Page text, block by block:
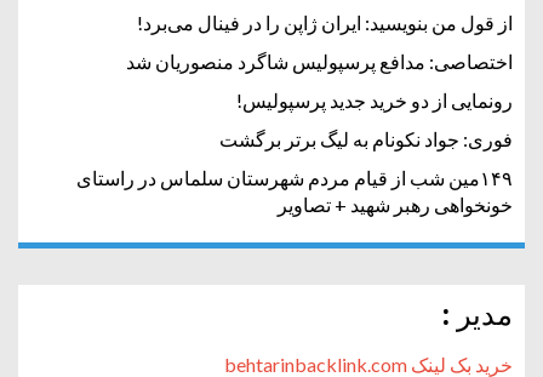
از قول من بنویسید: ایران ژاپن را در فینال می‌برد!
اختصاصی: مدافع پرسپولیس شاگرد منصوریان شد
رونمایی از دو خرید جدید پرسپولیس!
فوری: جواد نکونام به لیگ برتر برگشت
۱۴۹مین شب از قیام مردم شهرستان سلماس در راستای
خونخواهی رهبر شهید + تصاویر
مدیر :
خرید بک لینک behtarinbacklink.com